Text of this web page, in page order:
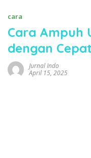
cara
Cara Ampuh
dengan
Jurnal Indo
April 15, 2025